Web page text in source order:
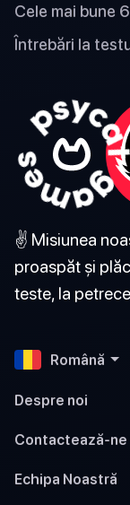
Cele mai bune
Întrebări la
✌️ Misiunea
proaspăt și
teste, la
Română
Despre noi
Contactează-ne
Echipa Noastră